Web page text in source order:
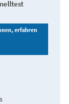
erfahren